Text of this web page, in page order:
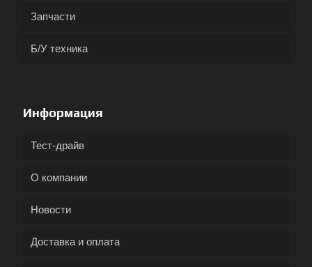
Запчасти
Б/У техника
Информация
Тест-драйв
О компании
Новости
Доставка и оплата